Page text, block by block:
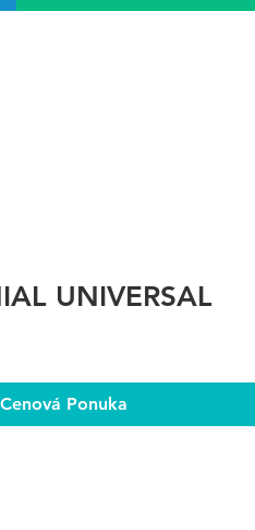
UNIVERSAL
Cenová Ponuka